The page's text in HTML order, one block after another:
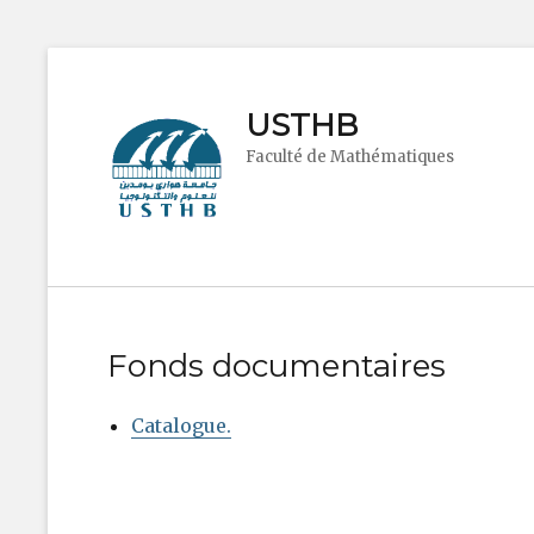
USTHB
Faculté de Mathématiques
Fonds documentaires
Catalogue.